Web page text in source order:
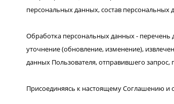
персональных данных, состав
Обработка персональных данных - перечень
уточнение (обновление, изменение),
данных Пользователя, отправившего
Присоединяясь к настоящему Соглашению и